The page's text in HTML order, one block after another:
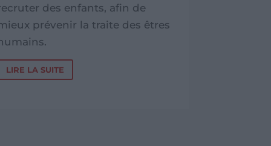
des enfants, afin de
prévenir la traite des êtres
LIRE LA SUITE